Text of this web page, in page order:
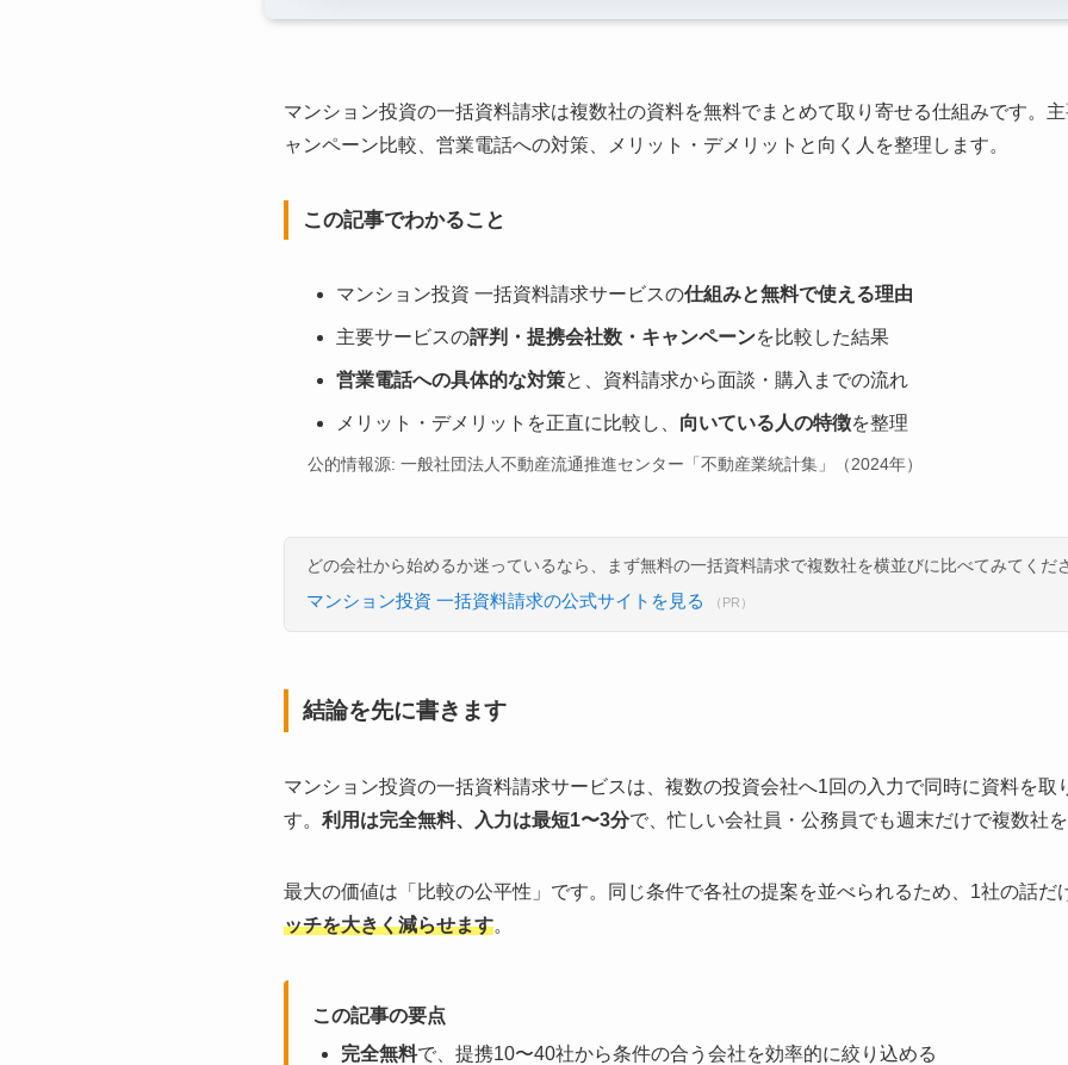
マンション投資の一括資料請求は複数社の資料を無料でまとめて取り寄せる仕組みです。
ャンペーン比較、営業電話への対策、メリット・デメリットと向く人を整理します。
この記事でわかること
マンション投資 一括資料請求サービスの仕組みと無料で使える理由
主要サービスの評判・提携会社数・キャンペーンを比較した結果
営業電話への具体的な対策と、資料請求から面談・購入までの流れ
メリット・デメリットを正直に比較し、 向いている人の特徴を整理
公的情報源: 一般社団法人不動産流通推進センター「不動産業統計集」（2024年）
どの会社から始めるか迷っているなら、まず無料の一括資料請求で複数社を横並びに比べてみてくだ
マンション投資 一括資料請求の公式サイトを見る （PR）
結論を先に書きます
マンション投資の一括資料請求サービスは、複数の投資会社へ1回の入力で同時に資料を取
す。 利用は完全無料、入力は最短1〜3分で、忙しい会社員・公務員でも週末だけで複数社
最大の価値は「比較の公平性」です。同じ条件で各社の提案を並べられるため、1社の話だ
ッチを大きく減らせます。
この記事の要点
完全無料で、提携10〜40社から条件の合う会社を効率的に絞り込める